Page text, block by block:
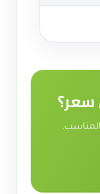
سعر؟